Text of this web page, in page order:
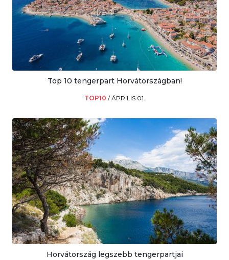
Top 10 tengerpart Horvátországban!
TOP10 /ÁPRILIS 01.
Horvátország legszebb tengerpartjai